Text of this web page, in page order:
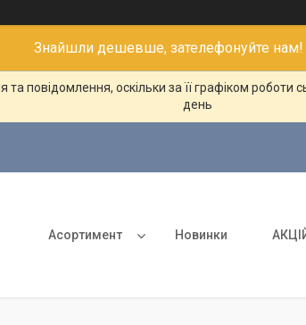
Знайшли дешевше, зателефонуйте нам!
повідомлення, оскільки за її графіком
день
Асортимент Новинки